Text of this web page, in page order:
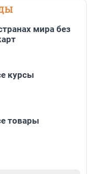
мира без
курсы
товары